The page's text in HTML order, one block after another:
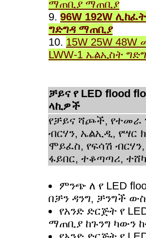
ማጠቢያ ማጠቢያ
9. 96W 192W
ግድግዳ ማጠቢያ
10. 15W 25W
LWW-1 ኤልኢስት
ቻይና የ LED flood
ላኪዎች
የቻይና ሻጮች, የተመራ
ብርሃን, ኤልኢዲ, የሣር
ሞይፈስ, የፍሳሽ
ፋይበር, ተቆጣጣሪ,
ምንጭ ለ የ LED
በቻን ዳንግ, ቻንግች
የአንድ ድርጅት የ
ማጠቢያ ከጉንግ ካውን